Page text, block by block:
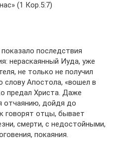
(1 Кор.5:7)
последствия
нераскаянный Иуда, уже
не только не получил
слову Апостола, «вошел в
предал Христа. Даже
отчаянию, дойдя до
говорят отцы, бывает
смерти, с недостойными,
покаяния.